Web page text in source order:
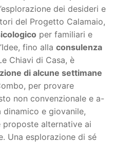
dei desideri e
del Progetto Calamaio,
per familiari e
fino alla consulenza
Chiavi di Casa, è
di alcune settimane
per provare
non convenzionale e a-
e giovanile,
alternative ai
Una esplorazione di sé